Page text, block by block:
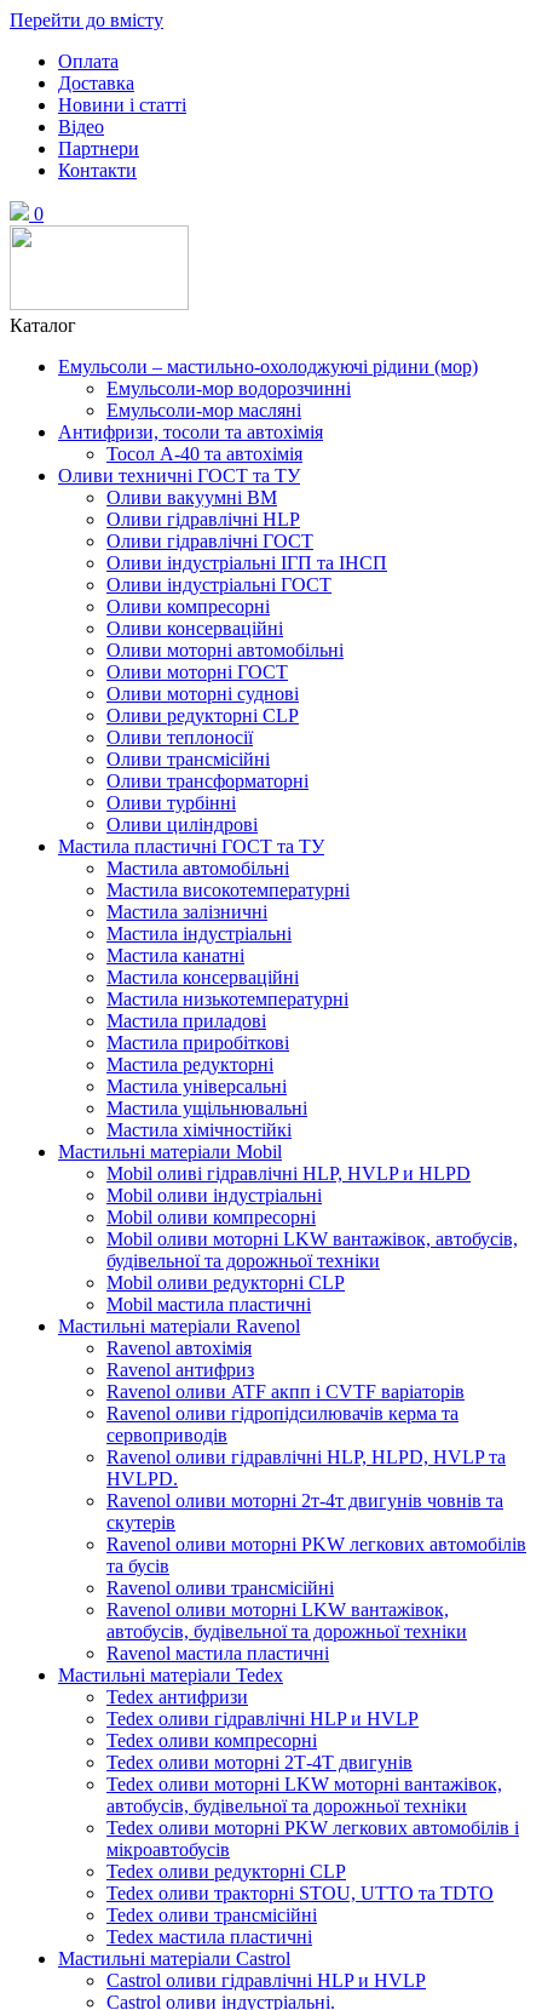
Перейти до вмісту
Оплата
Доставка
Новини і статті
Відео
Партнери
Контакти
0
Каталог
Емульсоли – мастильно-охолоджуючі рідини (мор)
Емульсоли-мор водорозчинні
Емульсоли-мор масляні
Антифризи, тосоли та автохімія
Тосол А-40 та автохімія
Оливи техничні ГОСТ та ТУ
Оливи вакуумні ВМ
Оливи гідравлічні HLP
Оливи гідравлічні ГОСТ
Оливи індустріальні ІГП та ІНСП
Оливи індустріальні ГОСТ
Оливи компресорні
Оливи консерваційні
Оливи моторні автомобільні
Оливи моторні ГОСТ
Оливи моторні суднові
Оливи редукторні CLP
Оливи теплоносії
Оливи трансмісійні
Оливи трансформаторні
Оливи турбінні
Оливи циліндрові
Мастила пластичні ГОСТ та ТУ
Мастила автомобільні
Мастила високотемпературні
Мастила залізничні
Мастила індустріальні
Мастила канатні
Мастила консерваційні
Мастила низькотемпературні
Мастила приладові
Мастила приробіткові
Мастила редукторні
Мастила універсальні
Мастила ущільнювальні
Мастила хімічностійкі
Мастильні матеріали Mobil
Mobil оливі гідравлічні HLP, HVLP и HLPD
Mobil оливи індустріальні
Mobil оливи компресорні
Mobil оливи моторні LKW вантажівок, автобусів,
будівельної та дорожньої техніки
Mobil оливи редукторні CLP
Mobil мастила пластичні
Мастильні матеріали Ravenol
Ravenol автохімія
Ravenol антифриз
Ravenol оливи ATF акпп і CVTF варіаторів
Ravenol оливи гідропідсилювачів керма та
сервоприводів
Ravenol оливи гідравлічні HLP, HLPD, HVLP та
HVLPD.
Ravenol оливи моторні 2т-4т двигунів човнів та
скутерів
Ravenol оливи моторні PKW легкових автомобілів
та бусів
Ravenol оливи трансмісійні
Ravenol оливи моторні LKW вантажівок,
автобусів, будівельної та дорожньої техніки
Ravenol мастила пластичні
Мастильні матеріали Tedex
Tedex антифризи
Tedex оливи гідравлічні HLP и HVLP
Tedex оливи компресорні
Tedex оливи моторні 2Т-4Т двигунів
Tedex оливи моторні LKW моторні вантажівок,
автобусів, будівельної та дорожньої техніки
Tedex оливи моторні PKW легкових автомобілів і
мікроавтобусів
Tedex оливи редукторні CLP
Tedex оливи тракторні STOU, UTTO та TDTO
Tedex оливи трансмісійні
Tedex мастила пластичні
Мастильні матеріали Castrol
Castrol оливи гідравлічні HLP и HVLP
Castrol оливи індустріальні.